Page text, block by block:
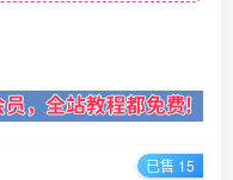
已售 15